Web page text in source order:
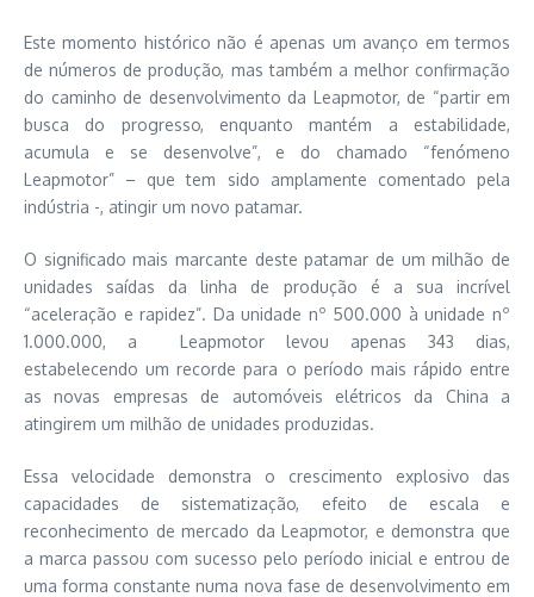
Este momento histórico não é apenas um avanço em termos
de números de produção, mas também a melhor confirmação
do caminho de desenvolvimento da Leapmotor, de “partir em
busca do progresso, enquanto mantém a estabilidade,
acumula e se desenvolve”, e do chamado “fenómeno
Leapmotor” – que tem sido amplamente comentado pela
indústria -, atingir um novo patamar.
O significado mais marcante deste patamar de um milhão de
unidades saídas da linha de produção é a sua incrível
“aceleração e rapidez”. Da unidade nº 500.000 à unidade nº
1.000.000, a Leapmotor levou apenas 343 dias,
estabelecendo um recorde para o período mais rápido entre
as novas empresas de automóveis elétricos da China a
atingirem um milhão de unidades produzidas.
Essa velocidade demonstra o crescimento explosivo das
capacidades de sistematização, efeito de escala e
reconhecimento de mercado da Leapmotor, e demonstra que
a marca passou com sucesso pelo período inicial e entrou de
uma forma constante numa nova fase de desenvolvimento em